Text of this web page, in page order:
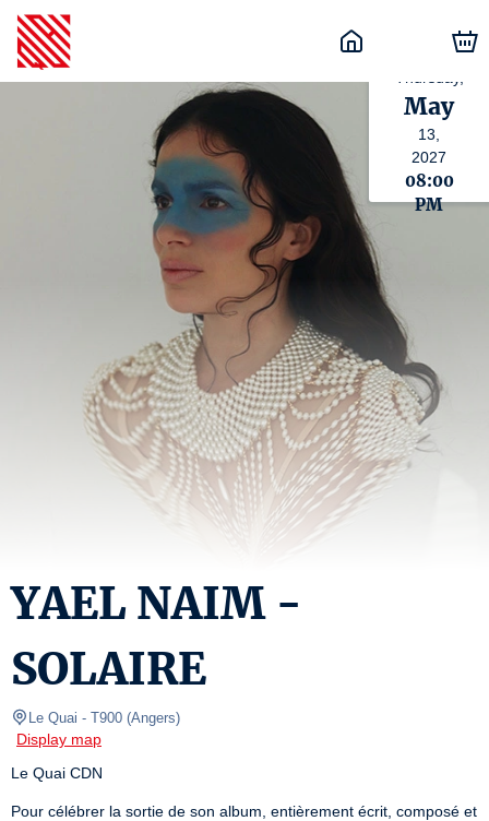
May
13,
2027
08:00
PM
YAEL NAIM -
SOLAIRE
Le Quai - T900 (Angers)
Display map
Le Quai CDN
Pour célébrer la sortie de son album, entièrement écrit, composé et